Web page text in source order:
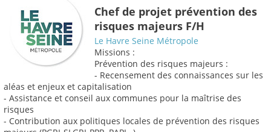
Chef de projet prévention des
risques majeurs F/H
Le Havre Seine Métropole
Missions :
Prévention des risques majeurs :
- Recensement des connaissances sur les
aléas et enjeux et capitalisation
- Assistance et conseil aux communes pour la maîtrise des
risques
- Contribution aux politiques locales de prévention des risques